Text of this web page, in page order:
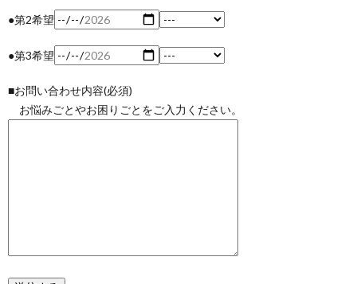
●第2希望
●第3希望
■お問い合わせ内容(必須)
お悩みごとやお困りごとをご入力ください。